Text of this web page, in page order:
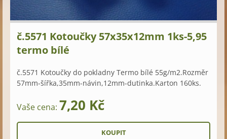
č.5571 Kotoučky 57x35x12mm 1ks-5,95
termo bílé
č.5571 Kotoučky do pokladny Termo bílé 55g/m2.Rozměr
57mm-šířka,35mm-návin,12mm-dutinka.Karton 160ks.
Vaše cena: 7,20 Kč